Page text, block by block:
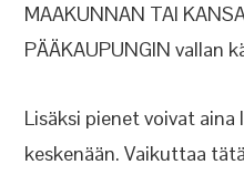
MAAKUNNAN TAI
PÄÄKAUPUNGIN vallan
Lisäksi pienet voivat
keskenään. Vaikuttaa